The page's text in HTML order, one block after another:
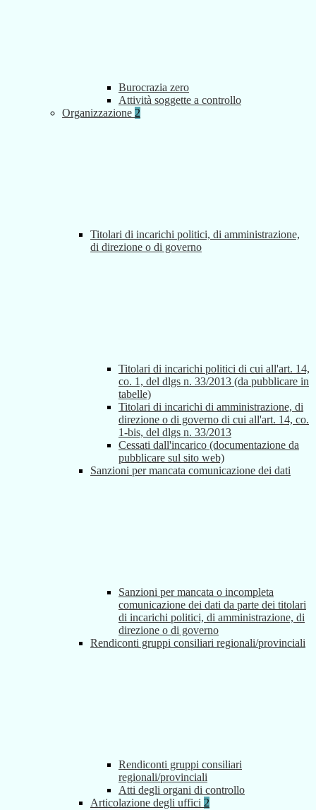
Burocrazia zero
Attività soggette a controllo
Organizzazione 2
Titolari di incarichi politici, di amministrazione,
di direzione o di governo
Titolari di incarichi politici di cui all'art. 14,
co. 1, del dlgs n. 33/2013 (da pubblicare in
tabelle)
Titolari di incarichi di amministrazione, di
direzione o di governo di cui all'art. 14, co.
1-bis, del dlgs n. 33/2013
Cessati dall'incarico (documentazione da
pubblicare sul sito web)
Sanzioni per mancata comunicazione dei dati
Sanzioni per mancata o incompleta
comunicazione dei dati da parte dei titolari
di incarichi politici, di amministrazione, di
direzione o di governo
Rendiconti gruppi consiliari regionali/provinciali
Rendiconti gruppi consiliari
regionali/provinciali
Atti degli organi di controllo
Articolazione degli uffici 2